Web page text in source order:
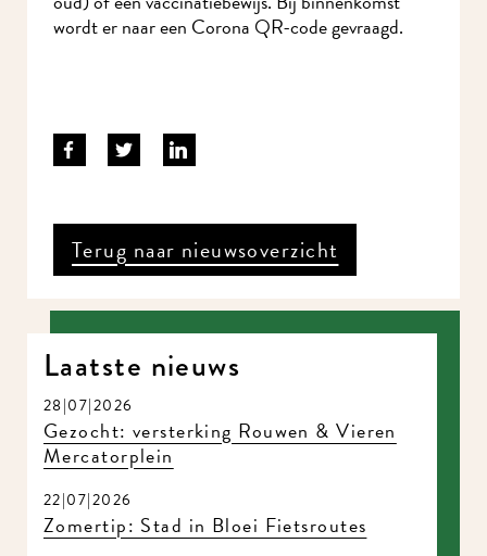
wordt er naar een Corona QR-code gevraagd.
Terug naar nieuwsoverzicht
Laatste nieuws
28|07|2026
Gezocht: versterking Rouwen & Vieren
Mercatorplein
22|07|2026
Zomertip: Stad in Bloei Fietsroutes